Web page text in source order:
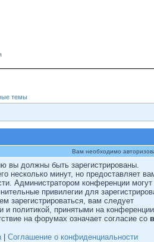
темы
Вам необходимо
вы должны быть зарегистрированы.
несколько минут, но предоставляет
Администратором конференции
привилегии для
зарегистрироваться, вам следует
и политикой, принятыми на
на форумах означает согласие со
| Соглашение о конфиденциальности